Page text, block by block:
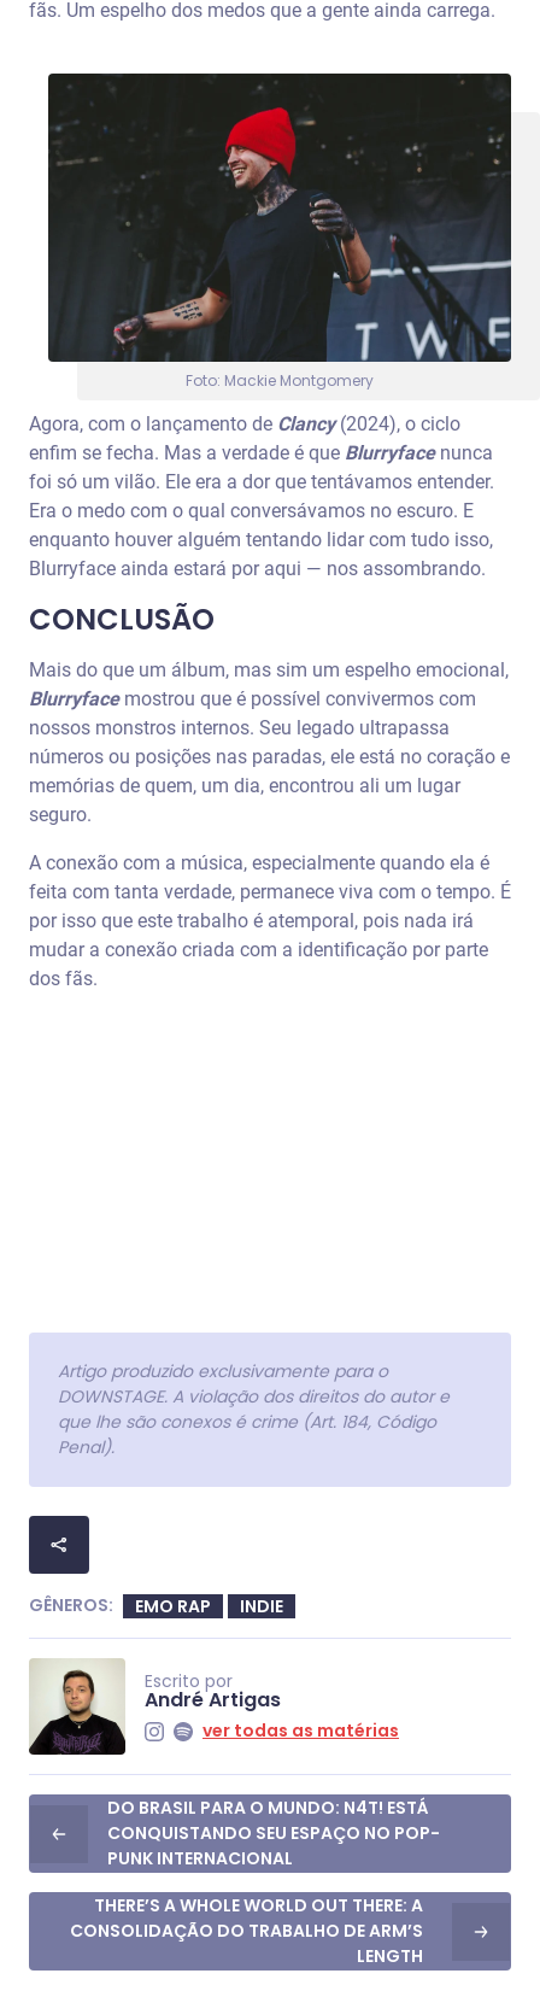
fãs. Um espelho dos medos que a gente ainda carrega.
Foto: Mackie Montgomery
Agora, com o lançamento de Clancy (2024), o ciclo
enfim se fecha. Mas a verdade é que Blurryface nunca
foi só um vilão. Ele era a dor que tentávamos entender.
Era o medo com o qual conversávamos no escuro. E
enquanto houver alguém tentando lidar com tudo isso,
Blurryface ainda estará por aqui — nos assombrando.
CONCLUSÃO
Mais do que um álbum, mas sim um espelho emocional,
Blurryface mostrou que é possível convivermos com
nossos monstros internos. Seu legado ultrapassa
números ou posições nas paradas, ele está no coração e
memórias de quem, um dia, encontrou ali um lugar
seguro.
A conexão com a música, especialmente quando ela é
feita com tanta verdade, permanece viva com o tempo. É
por isso que este trabalho é atemporal, pois nada irá
mudar a conexão criada com a identificação por parte
dos fãs.
Artigo produzido exclusivamente para o
DOWNSTAGE. A violação dos direitos do autor e
que lhe são conexos é crime (Art. 184, Código
Penal).
GÊNEROS: EMO RAP INDIE
Escrito por
André Artigas
ver todas as matérias
DO BRASIL PARA O MUNDO: N4T! ESTÁ
CONQUISTANDO SEU ESPAÇO NO POP-
PUNK INTERNACIONAL
THERE’S A WHOLE WORLD OUT THERE: A
CONSOLIDAÇÃO DO TRABALHO DE ARM’S
LENGTH